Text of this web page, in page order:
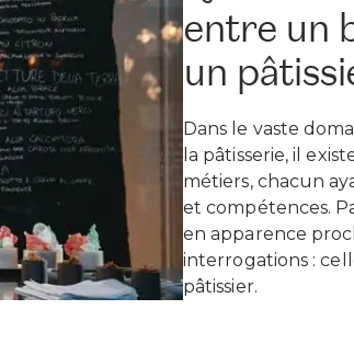
entre un
un
Dans le vaste
la pâtisserie, il
métiers, chacun
et compétences.
en apparence
interrogations :
pâtissier.